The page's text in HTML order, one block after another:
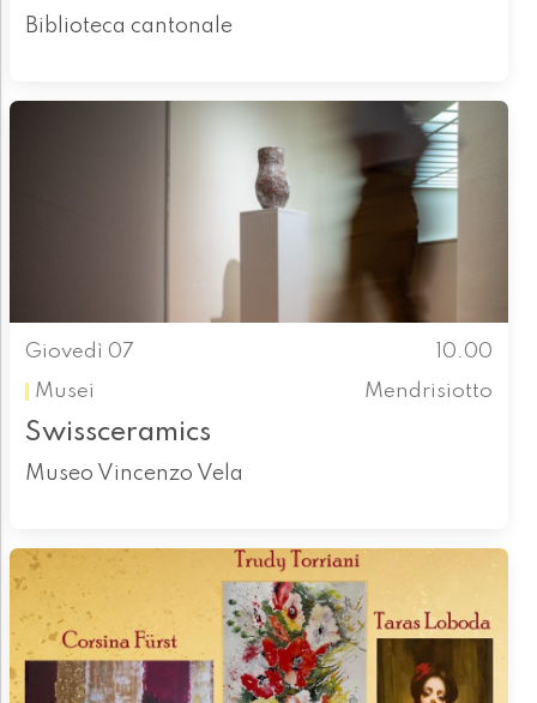
Biblioteca cantonale
Giovedì 07
10.00
Musei
Mendrisiotto
Swissceramics
Museo Vincenzo Vela